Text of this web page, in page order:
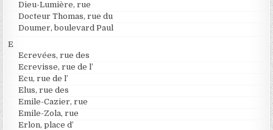
Dieu-Lumière, rue
Docteur Thomas, rue du
Doumer, boulevard Paul
E
Ecrevées, rue des
Ecrevisse, rue de l’
Ecu, rue de l’
Elus, rue des
Emile-Cazier, rue
Emile-Zola, rue
Erlon, place d’